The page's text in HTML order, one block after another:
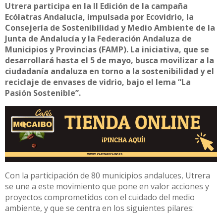
Utrera participa en la II Edición de la campaña
Ecólatras Andalucía, impulsada por Ecovidrio, la
Consejería de Sostenibilidad y Medio Ambiente de la
Junta de Andalucía y la Federación Andaluza de
Municipios y Provincias (FAMP). La iniciativa, que se
desarrollará hasta el 5 de mayo, busca movilizar a la
ciudadanía andaluza en torno a la sostenibilidad y el
reciclaje de envases de vidrio, bajo el lema “La
Pasión Sostenible”.
Con la participación de 80 municipios andaluces, Utrera
se une a este movimiento que pone en valor acciones y
proyectos comprometidos con el cuidado del medio
ambiente, y que se centra en los siguientes pilares: